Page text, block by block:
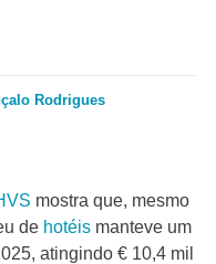
Rodrigues
mostra que, mesmo
de hotéis manteve um
atingindo € 10,4 mil